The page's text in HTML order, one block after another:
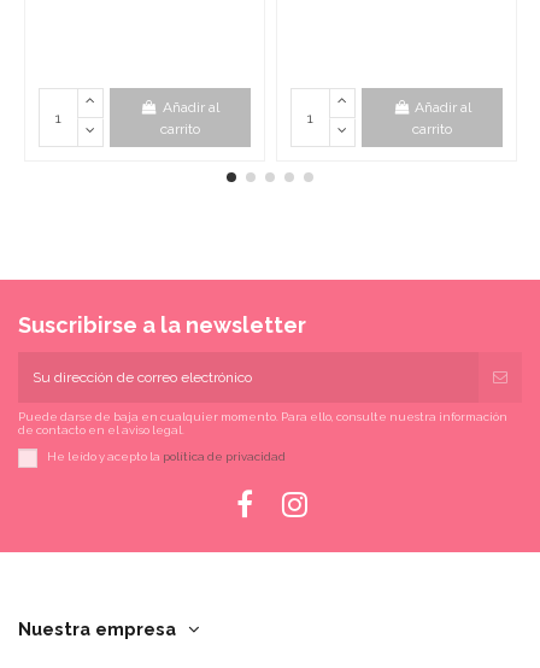
Añadir al
carrito
Añadir al
carrito
Suscribirse a la newsletter
Puede darse de baja en cualquier momento. Para ello, consulte nuestra información
de contacto en el aviso legal.
He leído y acepto la política de privacidad
Nuestra empresa